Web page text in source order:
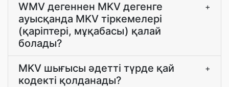
WMV дегеннен MKV дегенге
ауысқанда MKV тіркемелері
(қаріптері, мұқабасы) қалай
болады?
+
MKV шығысы әдетті түрде қай
кодекті қолданады?
+